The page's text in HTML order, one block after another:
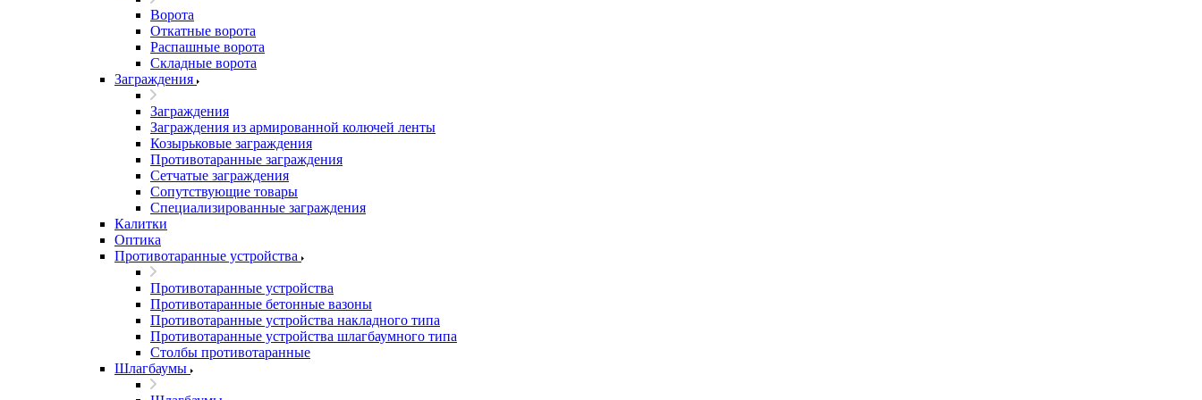
Ворота
Откатные ворота
Распашные ворота
Складные ворота
Заграждения
Заграждения
Заграждения из армированной колючей ленты
Козырьковые заграждения
Противотаранные заграждения
Сетчатые заграждения
Сопутствующие товары
Специализированные заграждения
Калитки
Оптика
Противотаранные устройства
Противотаранные устройства
Противотаранные бетонные вазоны
Противотаранные устройства накладного типа
Противотаранные устройства шлагбаумного типа
Столбы противотаранные
Шлагбаумы